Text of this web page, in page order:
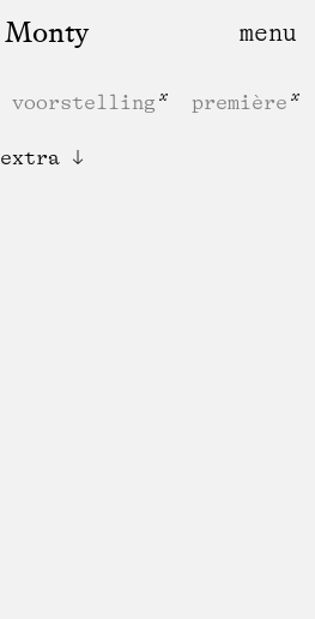
Monty
voorstelling
première
extra